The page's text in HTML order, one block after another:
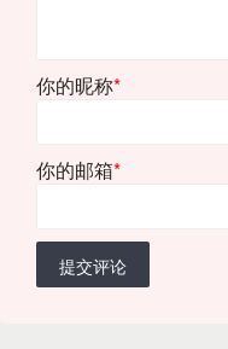
你的昵称*
你的邮箱*
提交评论